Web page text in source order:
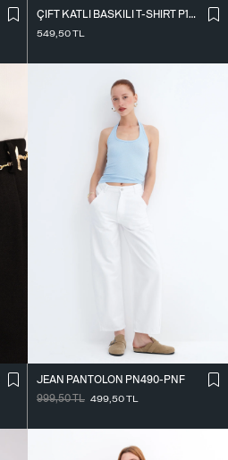
ÇIFT KATLI BASKILI T-SHIRT P10584
549,50TL
JEAN PANTOLON PN490-PNF
999,50TL 499,50TL